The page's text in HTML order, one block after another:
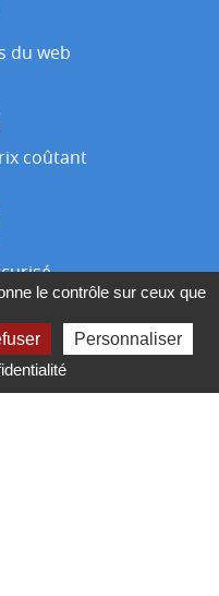
du web
coûtant
le contrôle sur ceux que
Personnaliser